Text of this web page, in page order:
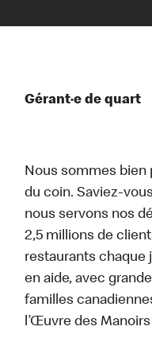
Gérant·e de quart
Nous sommes bien
du coin. Saviez-
nous servons nos
2,5 millions de
restaurants chaque
en aide, avec
familles
l’Œuvre des